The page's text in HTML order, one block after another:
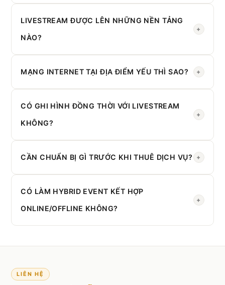
từ4 triệu. Liên hệ báo giá chính xác.
LIVESTREAM ĐƯỢC LÊN NHỮNG NỀN TẢNG
NÀO?
+
TikTok Live và các nền tảng RTMP khác.
MẠNG INTERNET TẠI ĐỊA ĐIỂM YẾU THÌ SAO? +
đường truyền độc lập.
CÓ GHI HÌNH ĐỒNG THỜI VỚI LIVESTREAM
KHÔNG?
+
trong24 giờsau sự kiện.
CẦN CHUẨN BỊ GÌ TRƯỚC KHI THUÊ DỊCH VỤ? +
muốn livestream, số lượng diễn giả.
CÓ LÀM HYBRID EVENT KẾT HỢP
ONLINE/OFFLINE KHÔNG?
+
LIÊN HỆ